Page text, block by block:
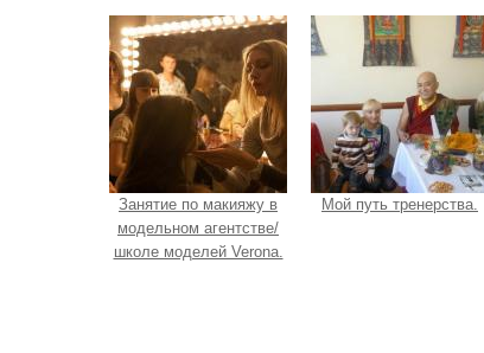
Занятие по макияжу в
модельном агентстве/
школе моделей Verona.
Мой путь тренерства.